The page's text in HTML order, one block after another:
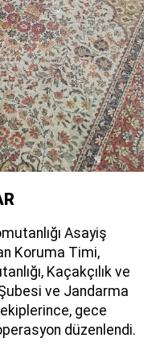
Asayiş
Koruma Timi,
Kaçakçılık ve
ve Jandarma
gece
düzenlendi.